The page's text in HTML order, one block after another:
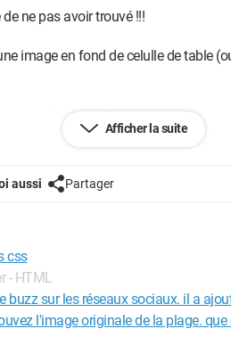
ne pas avoir trouvé !!!
image en fond de celulle de table
est toute bête mais je ne la trouve
Afficher la suite
aussi Partager
css
- HTML
buzz sur les réseaux sociaux. il a
l'image originale de la plage.